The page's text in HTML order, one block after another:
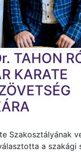
TAHON
KARATE
Szakosztályának
a szakági